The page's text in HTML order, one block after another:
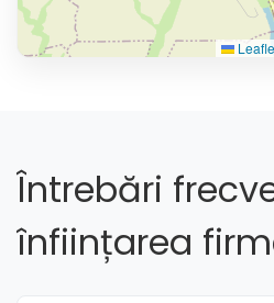
Întrebări
înființarea